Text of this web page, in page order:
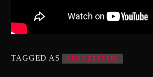
TAGGED AS ΛΕΝΑ ΖΕΥΓΑΡΑ